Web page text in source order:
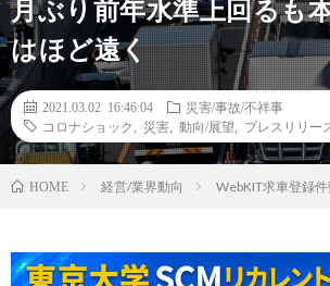
月ぶり前年水準上回るも
はほど遠く
2021.03.02 16:46:04
災害/事故/不祥事
コロナショック
災害 動向/展望 プレスリリー
HOME 経営/業界動向 WebKIT求車登録